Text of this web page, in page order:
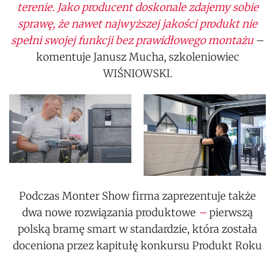
terenie. Jako producent doskonale zdajemy sobie
sprawę, że nawet najwyższej jakości produkt nie
spełni swojej funkcji bez prawidłowego montażu–
komentuje Janusz Mucha, szkoleniowiec
WIŚNIOWSKI.
Podczas Monter Show firma zaprezentuje także
dwa nowe rozwiązania produktowe –pierwszą
polską bramę smart w standardzie, która została
doceniona przez kapitułę konkursu Produkt Roku